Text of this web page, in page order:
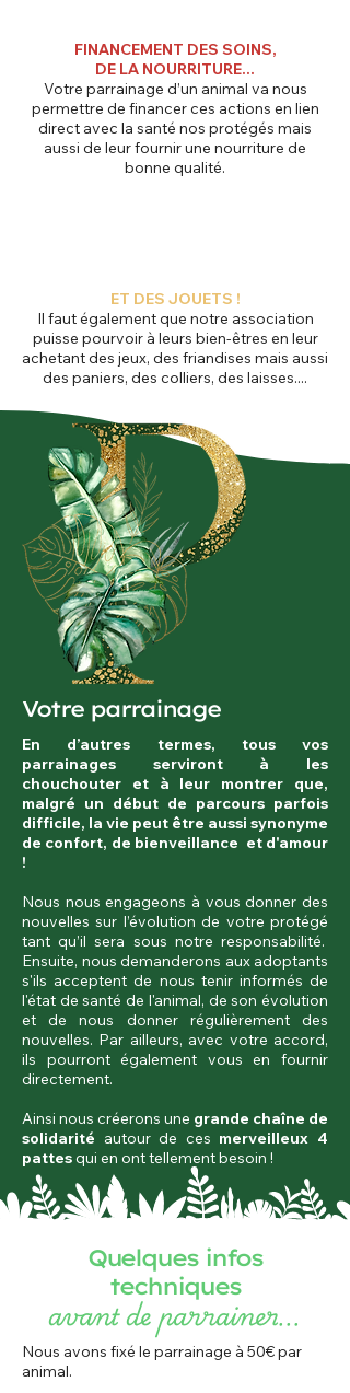
FINANCEMENT DES SOINS,
DE LA NOURRITURE...
Votre parrainage d’un animal va nous
permettre de financer ces actions en lien
direct avec la santé nos protégés mais
aussi de leur fournir une nourriture de
bonne qualité.
ET DES JOUETS !
Il faut également que notre association
puisse pourvoir à leurs bien-êtres en leur
achetant des jeux, des friandises mais aussi
des paniers, des colliers, des laisses....
Votre parrainage
En d’autres termes, tous vos
parrainages serviront à les
chouchouter et à leur montrer que,
malgré un début de parcours parfois
difficile, la vie peut être aussi synonyme
de confort, de bienveillance et d'amour
!
Nous nous engageons à vous donner des
nouvelles sur l’évolution de votre protégé
tant qu’il sera sous notre responsabilité.
Ensuite, nous demanderons aux adoptants
s'ils acceptent de nous tenir informés de
l'état de santé de l'animal, de son évolution
et de nous donner régulièrement des
nouvelles. Par ailleurs, avec votre accord,
ils pourront également vous en fournir
directement.
Ainsi nous créerons une grande chaîne de
solidarité autour de ces merveilleux 4
pattesqui en ont tellement besoin !
Quelques infos
techniques
avant de parrainer...
Nous avons fixé le parrainage à 50€ par
animal.